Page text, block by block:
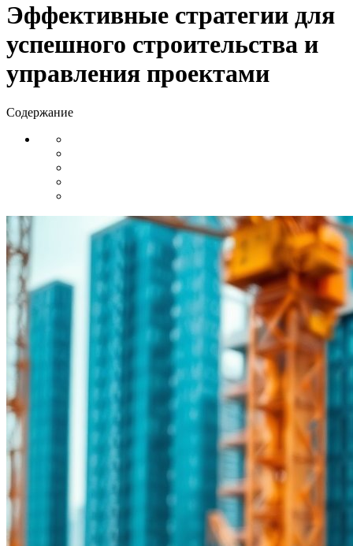
Эффективные стратегии для
успешного строительства и
управления проектами
Содержание